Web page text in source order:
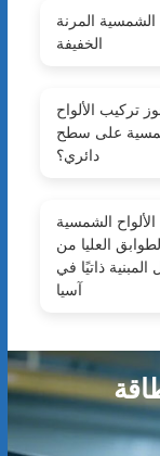
الشمسية المرنة
الخفيفة
تركيب الألواح
على سطح
دائري؟
الشمسية
العليا من
المبنية ذاتيًا في
آسيا